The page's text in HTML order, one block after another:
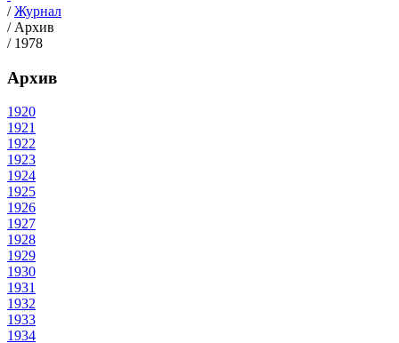
/Журнал
/ Архив
/ 1978
Архив
1920
1921
1922
1923
1924
1925
1926
1927
1928
1929
1930
1931
1932
1933
1934